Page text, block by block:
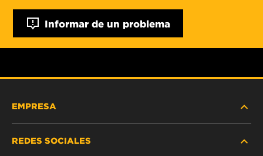
Informar de un problema
EMPRESA
REDES SOCIALES